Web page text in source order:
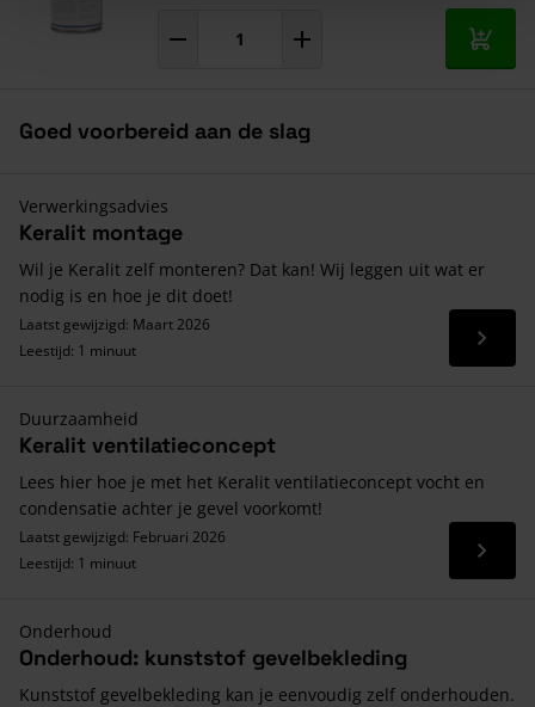
In
Goed voorbereid aan de slag
Verwerkingsadvies
Keralit montage
Wil je Keralit zelf monteren? Dat kan! Wij leggen uit wat er
nodig is en hoe je dit doet!
Laatst gewijzigd: Maart 2026
Leestijd: 1 minuut
Lees
Duurzaamheid
Keralit ventilatieconcept
Lees hier hoe je met het Keralit ventilatieconcept vocht en
condensatie achter je gevel voorkomt!
Laatst gewijzigd: Februari 2026
Leestijd: 1 minuut
Lees
Onderhoud
Onderhoud: kunststof gevelbekleding
Kunststof gevelbekleding kan je eenvoudig zelf onderhouden.